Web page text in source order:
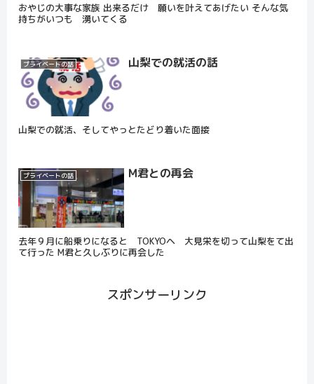
おやじの大事な家族 出来るだけ 願いを叶えてあげたい そんな気
持ちがいつも 湧いてくる
プライベートの話 山梨での就活の話
山梨での就活、そしてやっとたどり着いた面接
プライベートの話 М君との再会
去年９月に船乗りになると TOKYOヘ 大見栄を切って山梨をて出
て行った М君と久しぶりに再会した
スポンサーリンク